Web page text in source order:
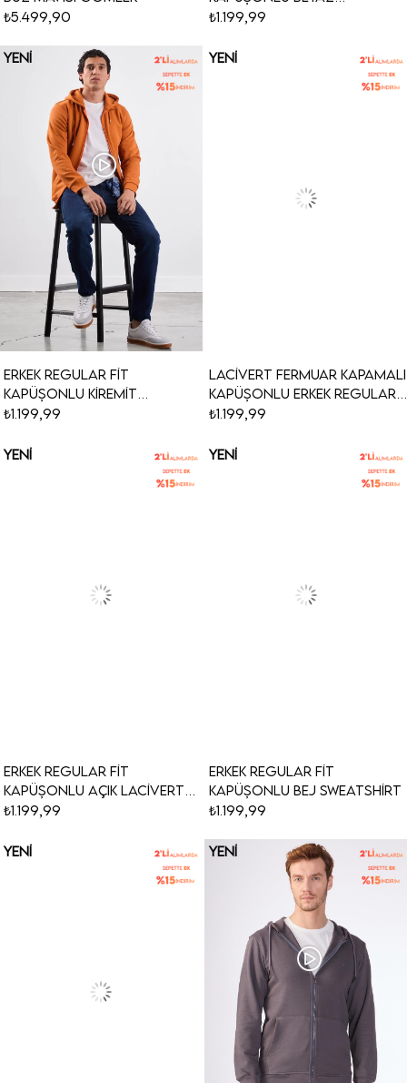
₺5.499,90
Sweatshirt
₺1.199,99
Erkek Regular Fit
Kapüşonlu Kiremit
Sweatshirt
₺1.199,99
YENI
Lacivert Fermuar Kapamalı
Kapüşonlu Erkek Regular
Fit Sweatshirt
₺1.199,99
YENI
Erkek Regular Fit
Kapüşonlu Açık Lacivert
Sweatshirt
₺1.199,99
YENI
Erkek Regular Fit
Kapüşonlu Bej Sweatshirt
₺1.199,99
YENI
YENI
YENI